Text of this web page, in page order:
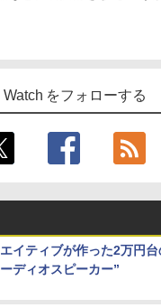
Watch をフォローする
イティブが作った2万円台
ディオスピーカー”